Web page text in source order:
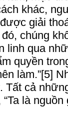
khác,
giải
chúng
linh qua
quyền
làm.”[5]
Tất cả
là